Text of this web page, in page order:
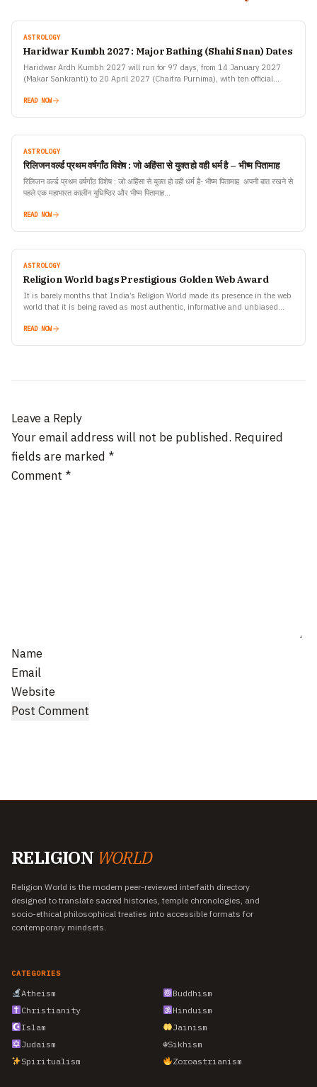
ASTROLOGY
Haridwar Kumbh 2027 : Major Bathing (Shahi Snan) Dates
Haridwar Ardh Kumbh 2027 will run for 97 days, from 14 January 2027
(Makar Sankranti) to 20 April 2027 (Chaitra Purnima), with ten official
READ NOW
ASTROLOGY
रिलिजन वर्ल्ड प्रथम वर्षगाँठ विशेष : जो अहिंसा से युक्त हो वही धर्म है – भीष्म पितामाह
रिलिजन वर्ल्ड प्रथम वर्षगाँठ विशेष : जो अहिंसा से युक्त हो वही धर्म है- भीष्म पितामाह अपनी बात रखने से
पहले एक महाभारत कालीन युधिष्ठिर और भीष्म पितामाह…
READ NOW
ASTROLOGY
Religion World bags Prestigious Golden Web Award
It is barely months that India’s Religion World made its presence in the web
world that it is being raved as most authentic, informative and unbiased
READ NOW
Leave a Reply
Your email address will not be published. Required
fields are marked *
Comment *
Name
Email
Website
RELIGION WORLD
Religion World is the modern peer-reviewed interfaith directory
designed to translate sacred histories, temple chronologies, and
socio-ethical philosophical treaties into accessible formats for
contemporary mindsets.
CATEGORIES
Atheism
Buddhism
Christianity
Hinduism
Islam
Jainism
Judaism
☬Sikhism
Spiritualism
Zoroastrianism